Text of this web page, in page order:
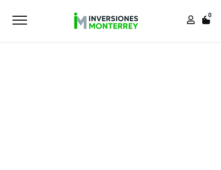
0
Inicio TRADICIONAL SILLA DE OFICINA ROMA